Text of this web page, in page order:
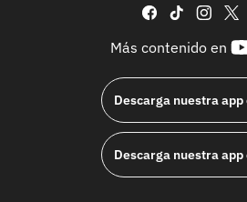
facebook
tiktok
Más contenido en
Descarga nuestra app
Descarga nuestra app